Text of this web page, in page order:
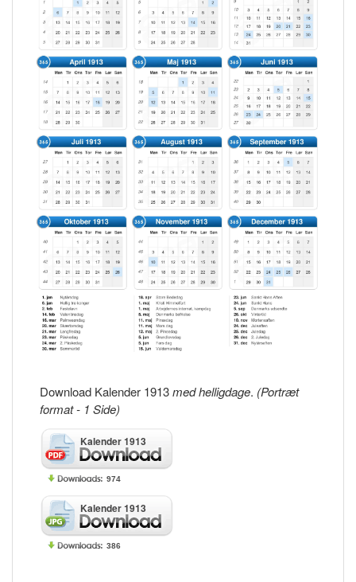
Download Kalender 1913med helligdage. (Portræt
format - 1 Side)
Kalender 1913
974
Kalender 1913
386